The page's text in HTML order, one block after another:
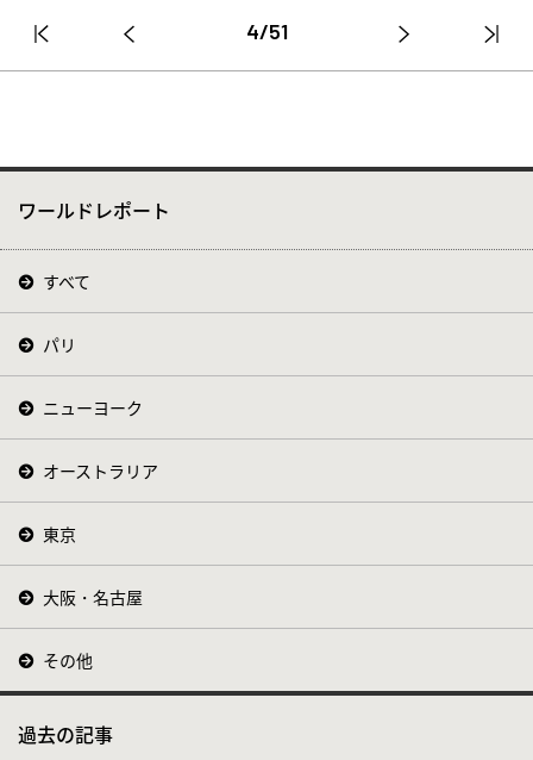
4/51
ワールドレポート
すべて
パリ
ニューヨーク
オーストラリア
東京
大阪・名古屋
その他
過去の記事